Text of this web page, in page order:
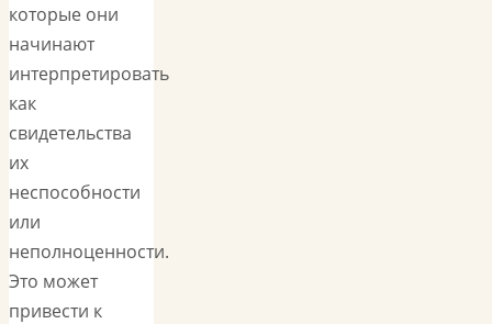
которые они
начинают
интерпретировать
как
свидетельства
их
неспособности
или
неполноценности.
Это может
привести к